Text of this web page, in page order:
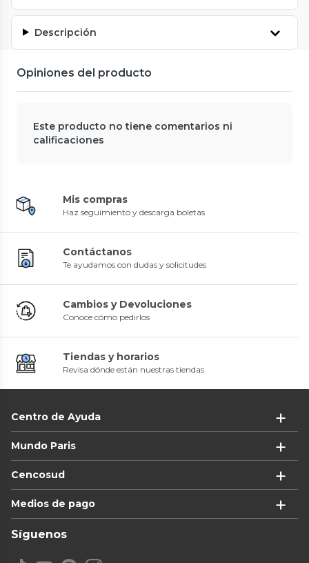
Descripción
Opiniones del producto
Este producto no tiene comentarios ni
calificaciones
Mis compras
Haz seguimiento y descarga boletas
Contáctanos
Te ayudamos con dudas y solicitudes
Cambios y Devoluciones
Conoce cómo pedirlos
Tiendas y horarios
Revisa dónde están nuestras tiendas
Centro de Ayuda
Mundo Paris
Cencosud
Medios de pago
Síguenos